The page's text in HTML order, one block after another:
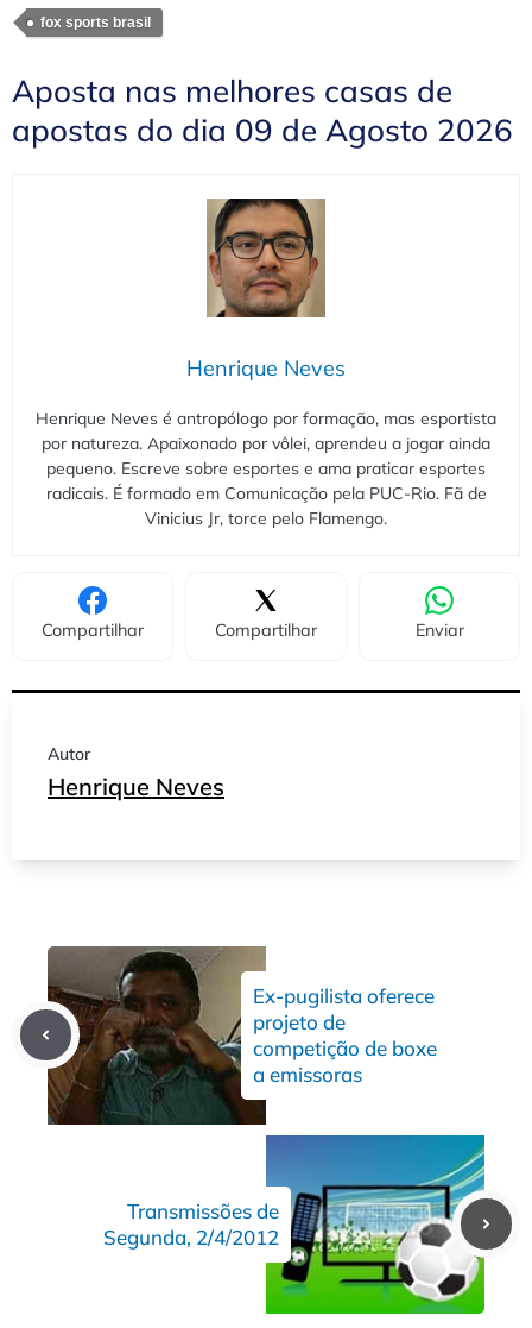
fox sports brasil
Aposta nas melhores casas de
apostas do dia 09 de Agosto 2026
Henrique Neves
Henrique Neves é antropólogo por formação, mas esportista
por natureza. Apaixonado por vôlei, aprendeu a jogar ainda
pequeno. Escreve sobre esportes e ama praticar esportes
radicais. É formado em Comunicação pela PUC-Rio. Fã de
Vinicius Jr, torce pelo Flamengo.
Compartilhar Compartilhar Enviar
Autor
Henrique Neves
Ex-pugilista oferece
projeto de
competição de boxe
a emissoras
Transmissões de
Segunda, 2/4/2012